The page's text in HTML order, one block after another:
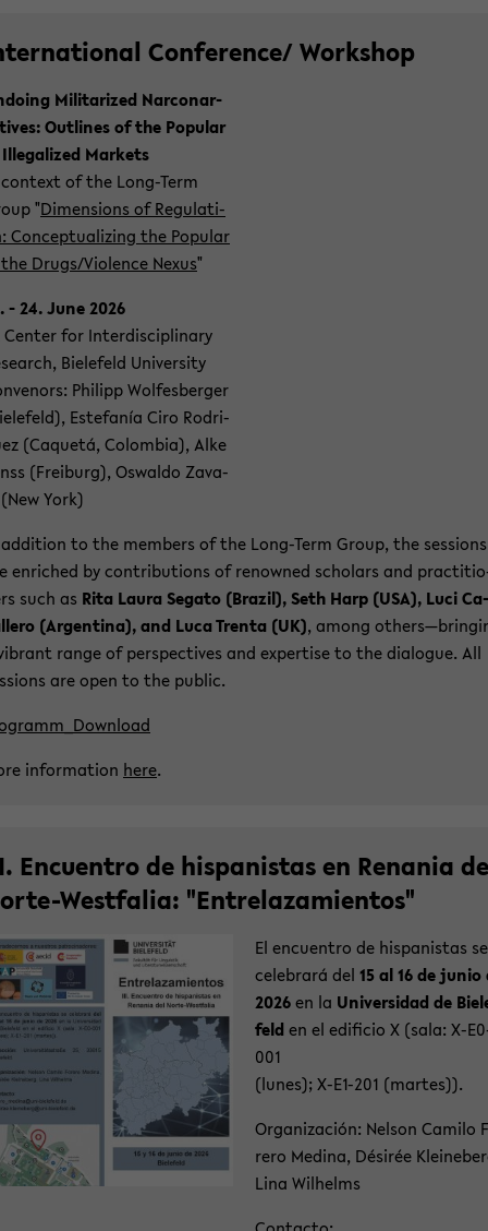
Con­fe­rence/ Work­shop
Mi­li­ta­ri­zed Nar­co­nar­
Out­lines of the Po­pu­lar
Mar­kets
of the Long-​Term
"Di­men­si­ons of Re­gu­la­ti­
Con­cep­tua­li­zing the Po­pu­lar
Drugs/Vio­lence Nexus"
- 24. June 2026
for In­ter­di­sci­pli­na­ry
Bie­le­feld Uni­ver­si­ty
Phil­ipp Wol­fes­ber­ger
Es­te­fanía Ciro Ro­dri­
(Caquetá, Co­lom­bia), Alke
(Frei­burg), Os­wal­do Za­va­
York)
to the mem­bers of the Long-​Term Group, the ses­si­ons
en­ri­ched by con­tri­bu­ti­ons of re­now­ned scholars and
such as Rita Laura Se­ga­to (Bra­zil), Seth Harp (USA), Luci Ca­
(Ar­gen­ti­na), and Luca Tren­ta (UK), among
range of per­spec­ti­ves and ex­per­ti­se to the dia­lo­gue. All
are open to the pu­blic.
in­for­ma­ti­on here.
En­cuen­tro de his­pa­nis­tas en Rena­nia
​Westfalia: "Ent­re­laza­mi­ent­os"
El en­cuen­tro de his­pa­nis­tas se
ce­le­brará del 15 al 16 de junio
2026en la Uni­ver­sidad de
feld en el edi­fi­cio X (sala: X-​
001
(lunes); X-​E1-201 (mar­tes)).
Or­ga­ni­za­ción: Nel­son Ca­mi­lo
re­ro Me­di­na, Désirée
Lina Wil­helms